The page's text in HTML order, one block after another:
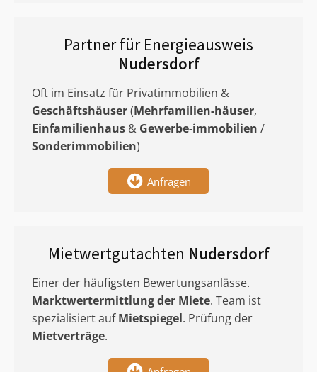
Partner für Energieausweis
Nudersdorf
Oft im Einsatz für Privatimmobilien &
Geschäftshäuser(Mehrfamilien-häuser,
Einfamilienhaus & Gewerbe-immobilien /
Sonderimmobilien)
Anfragen
Mietwertgutachten Nudersdorf
Einer der häufigsten Bewertungsanlässe.
Marktwertermittlungder Miete. Team ist
spezialisiert aufMietspiegel. Prüfung der
Mietverträge.